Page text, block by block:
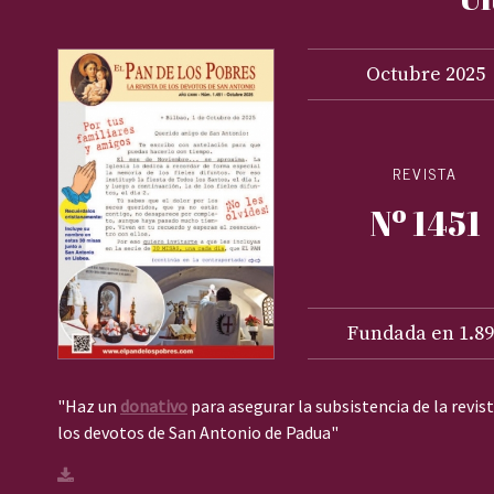
Octubre 2025
REVISTA
Nº 1451
Fundada en
"Haz un donativo para asegurar la subsistencia de la
los devotos de San Antonio de Padua"